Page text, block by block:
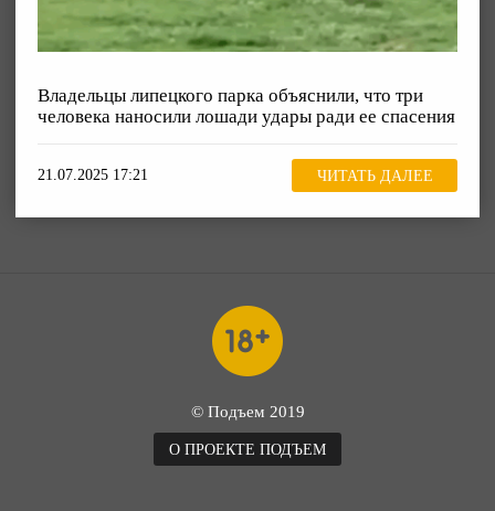
Владельцы липецкого парка объяснили, что три
человека наносили лошади удары ради ее спасения
21.07.2025 17:21 ЧИТАТЬ ДАЛЕЕ
© Подъем 2019
О ПРОЕКТЕ ПОДЪЕМ